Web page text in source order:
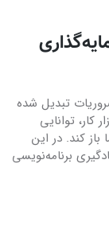
تبدیل شده
توانایی
کند. در این
برنامه‌نویسی